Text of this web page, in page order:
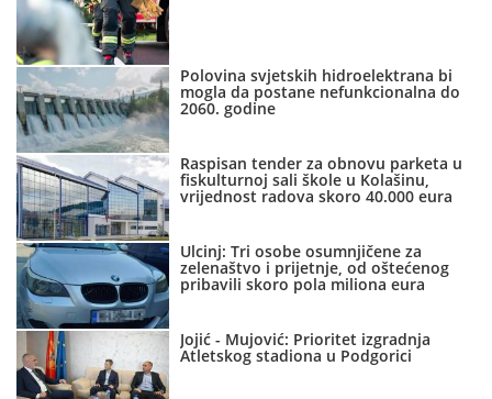
Polovina svjetskih hidroelektrana bi
mogla da postane nefunkcionalna do
2060. godine
Raspisan tender za obnovu parketa u
fiskulturnoj sali škole u Kolašinu,
vrijednost radova skoro 40.000 eura
Ulcinj: Tri osobe osumnjičene za
zelenaštvo i prijetnje, od oštećenog
pribavili skoro pola miliona eura
Jojić - Mujović: Prioritet izgradnja
Atletskog stadiona u Podgorici